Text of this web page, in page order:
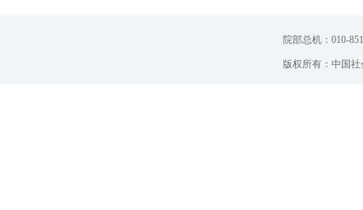
院部总机：010-
版权所有：中国